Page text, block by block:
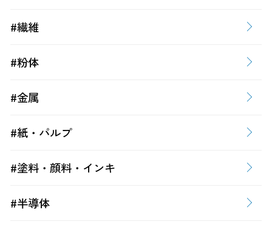
#繊維
#粉体
#金属
#紙・パルプ
#塗料・顔料・インキ
#半導体